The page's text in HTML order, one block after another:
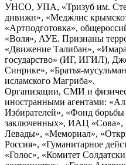
УНСО, УПА, «Тризуб им.
дивижн», «Меджлис
«Артподготовка»,
«Воля», АУЕ. Признаны
«Движение Талибан»,
государство» (ИГ, ИГИЛ),
Синрике», «Братья-
исламского Магриба».
Организации, СМИ и
иностранными агентами:
Избирателей», «Фонд
заключенных», ИАЦ
Левады», «Мемориал»,
Россия», «Гуманитарное
«Голос», «Комитет